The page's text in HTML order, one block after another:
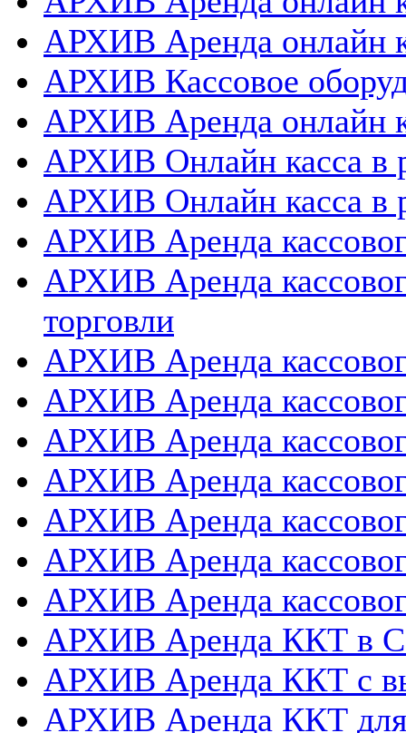
АРХИВ Аренда онлайн
АРХИВ Кассовое
АРХИВ Аренда онлайн
АРХИВ Онлайн касса в
АРХИВ Онлайн касса в
АРХИВ Аренда
АРХИВ Аренда
торговли
АРХИВ Аренда
АРХИВ Аренда
АРХИВ Аренда
АРХИВ Аренда
АРХИВ Аренда
АРХИВ Аренда
АРХИВ Аренда
АРХИВ Аренда ККТ в
АРХИВ Аренда ККТ с
АРХИВ Аренда ККТ для